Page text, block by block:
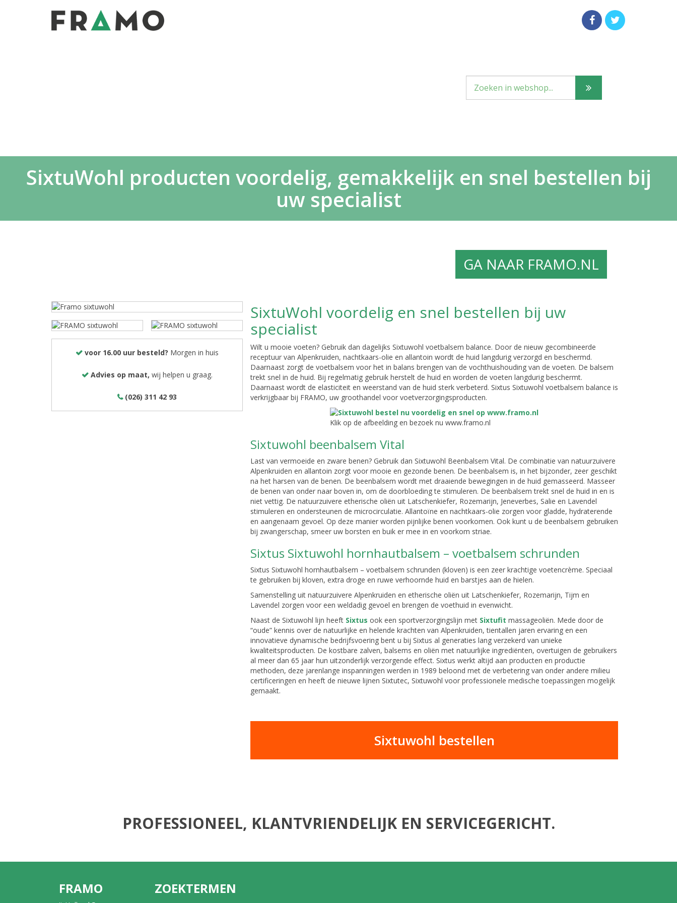
SixtuWohl producten voordelig, gemakkelijk en snel bestellen bij
uw specialist
GA NAAR FRAMO.NL
voor 16.00 uur besteld? Morgen in huis
Advies op maat, wij helpen u graag.
(026) 311 42 93
SixtuWohl voordelig en snel bestellen bij uw
specialist
Wilt u mooie voeten? Gebruik dan dagelijks Sixtuwohl voetbalsem balance. Door de nieuw gecombineerde
receptuur van Alpenkruiden, nachtkaars-olie en allantoin wordt de huid langdurig verzorgd en beschermd.
Daarnaast zorgt de voetbalsem voor het in balans brengen van de vochthuishouding van de voeten. De balsem
trekt snel in de huid. Bij regelmatig gebruik herstelt de huid en worden de voeten langdurig beschermt.
Daarnaast wordt de elasticiteit en weerstand van de huid sterk verbeterd. Sixtus Sixtuwohl voetbalsem balance is
verkrijgbaar bij FRAMO, uw groothandel voor voetverzorgingsproducten.
Klik op de afbeelding en bezoek nu www.framo.nl
Sixtuwohl beenbalsem Vital
Last van vermoeide en zware benen? Gebruik dan Sixtuwohl Beenbalsem Vital. De combinatie van natuurzuivere
Alpenkruiden en allantoin zorgt voor mooie en gezonde benen. De beenbalsem is, in het bijzonder, zeer geschikt
na het harsen van de benen. De beenbalsem wordt met draaiende bewegingen in de huid gemasseerd. Masseer
de benen van onder naar boven in, om de doorbloeding te stimuleren. De beenbalsem trekt snel de huid in en is
niet vettig. De natuurzuivere etherische oliën uit Latschenkiefer, Rozemarijn, Jeneverbes, Salie en Lavendel
stimuleren en ondersteunen de microcirculatie. Allantoïne en nachtkaars-olie zorgen voor gladde, hydraterende
en aangenaam gevoel. Op deze manier worden pijnlijke benen voorkomen. Ook kunt u de beenbalsem gebruiken
bij zwangerschap, smeer uw borsten en buik er mee in en voorkom striae.
Sixtus Sixtuwohl hornhautbalsem – voetbalsem schrunden
Sixtus Sixtuwohl hornhautbalsem – voetbalsem schrunden (kloven) is een zeer krachtige voetencrème. Speciaal
te gebruiken bij kloven, extra droge en ruwe verhoornde huid en barstjes aan de hielen.
Samenstelling uit natuurzuivere Alpenkruiden en etherische oliën uit Latschenkiefer, Rozemarijn, Tijm en
Lavendel zorgen voor een weldadig gevoel en brengen de voethuid in evenwicht.
Naast de Sixtuwohl lijn heeft Sixtus ook een sportverzorgingslijn met Sixtufit massageoliën. Mede door de
“oude” kennis over de natuurlijke en helende krachten van Alpenkruiden, tientallen jaren ervaring en een
innovatieve dynamische bedrijfsvoering bent u bij Sixtus al generaties lang verzekerd van unieke
kwaliteitsproducten. De kostbare zalven, balsems en oliën met natuurlijke ingrediënten, overtuigen de gebruikers
al meer dan 65 jaar hun uitzonderlijk verzorgende effect. Sixtus werkt altijd aan producten en productie
methoden, deze jarenlange inspanningen werden in 1989 beloond met de verbetering van onder andere milieu
certificeringen en heeft de nieuwe lijnen Sixtutec, Sixtuwohl voor professionele medische toepassingen mogelijk
gemaakt.
Sixtuwohl bestellen
PROFESSIONEEL, KLANTVRIENDELIJK EN SERVICEGERICHT.
FRAMO ZOEKTERMEN